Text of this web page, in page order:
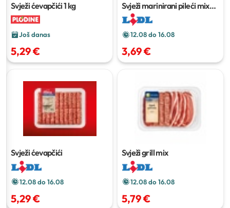
Svježi ćevapčići1 kg
Još danas
5,29 €
Svježi marinirani pileći mix
cca 500 g
12.08 do 16.08
3,69 €
Svježi ćevapčići
12.08 do 16.08
5,29 €
Svježi grill mix
12.08 do 16.08
5,79 €